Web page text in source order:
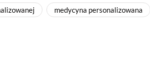
medycyna personalizowana